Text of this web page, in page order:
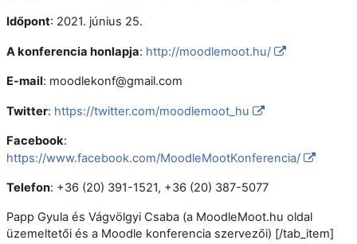
Időpont: 2021. június 25.
A konferencia honlapja: http://moodlemoot.hu/
E-mail: moodlekonf@gmail.com
Twitter: https://twitter.com/moodlemoot_hu
Facebook:
https://www.facebook.com/MoodleMootKonferencia/
Telefon: +36 (20) 391-1521, +36 (20) 387-5077
Papp Gyula és Vágvölgyi Csaba (a MoodleMoot.hu oldal
üzemeltetői és a Moodle konferencia szervezői) [/tab_item]